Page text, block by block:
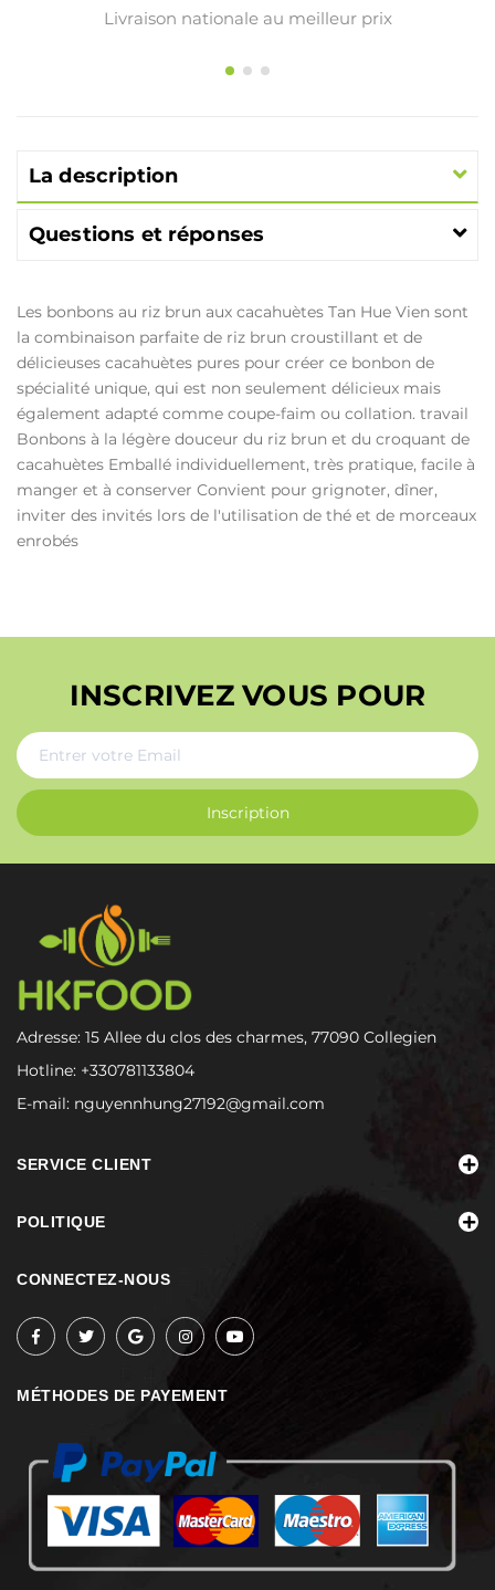
Livraison nationale au meilleur prix
La description
Questions et réponses
Les bonbons au riz brun aux cacahuètes Tan Hue Vien sont
la combinaison parfaite de riz brun croustillant et de
délicieuses cacahuètes pures pour créer ce bonbon de
spécialité unique, qui est non seulement délicieux mais
également adapté comme coupe-faim ou collation. travail
Bonbons à la légère douceur du riz brun et du croquant de
cacahuètes Emballé individuellement, très pratique, facile à
manger et à conserver Convient pour grignoter, dîner,
inviter des invités lors de l'utilisation de thé et de morceaux
enrobés
INSCRIVEZ VOUS POUR
Inscription
Adresse: 15 Allee du clos des charmes, 77090 Collegien
Hotline: +330781133804
E-mail: nguyennhung27192@gmail.com
SERVICE CLIENT
POLITIQUE
CONNECTEZ-NOUS
MÉTHODES DE PAYEMENT